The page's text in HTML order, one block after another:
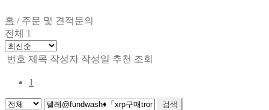
홈 / 주문 및 견적문의
전체 1
번호 제목 작성자 작성일 추천 조회
1
검색